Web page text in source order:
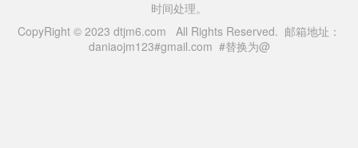
时间处理。
CopyRight © 2023 dtjm6.com All Rights Reserved. 邮箱地址：
daniaojm123#gmail.com #替换为@